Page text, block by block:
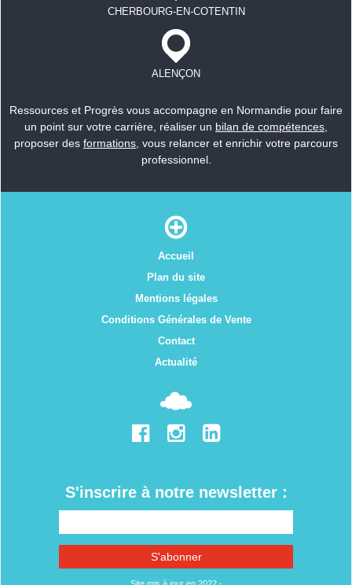
CHERBOURG-EN-COTENTIN
ALENÇON
Ressources et Progrès vous accompagne en Normandie pour faire
un point sur votre carrière, réaliser un bilan de compétences
proposer des formations , vous relancer et enrichir votre parcours
professionnel.
Accueil
Plan du site
Mentions légales
Conditions Générales de Vente
Contact
Actualité
S'inscrire à notre newsletter :